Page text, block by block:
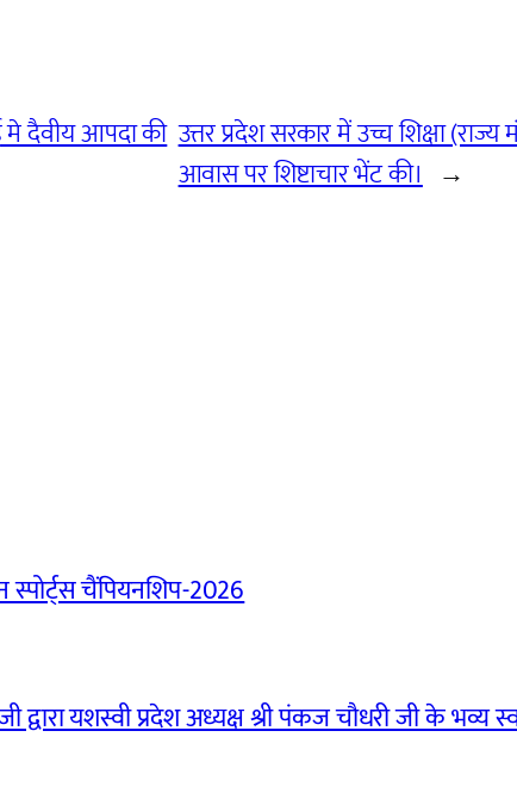
मे दैवीय आपदा की उत्तर प्रदेश सरकार में उच्च शिक्षा
आवास पर शिष्टाचार भेंट की। →
चैंपियनशिप-2026
यशस्वी प्रदेश अध्यक्ष श्री पंकज चौधरी जी के भव्य